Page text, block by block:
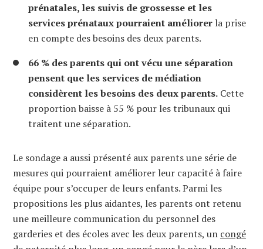
prénatales, les suivis de grossesse et les
services prénataux pourraient améliorer la prise
en compte des besoins des deux parents.
66 % des parents qui ont vécu une séparation
pensent que les services de médiation
considèrent les besoins des deux parents. Cette
proportion baisse à 55 % pour les tribunaux qui
traitent une séparation.
Le sondage a aussi présenté aux parents une série de
mesures qui pourraient améliorer leur capacité à faire
équipe pour s’occuper de leurs enfants. Parmi les
propositions les plus aidantes, les parents ont retenu
une meilleure communication du personnel des
garderies et des écoles avec les deux parents, un congé